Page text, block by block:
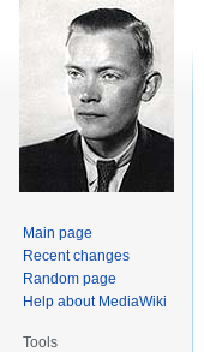
Main page
Recent changes
Random page
Help about MediaWiki
Tools